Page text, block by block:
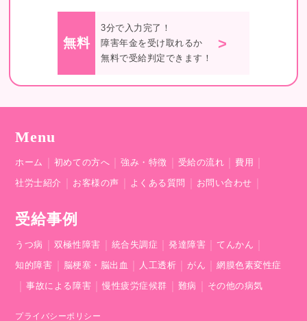
無料
3分で入力完了！
障害年金を受け取れるか
無料で受給判定できます！
>
Menu
ホーム 初めての方へ ｜強み・特徴 受給の流れ 費用
社労士紹介 お客様の声 よくある質問 お問い合わせ
受給事例
うつ病 双極性障害 統合失調症 ｜発達障害 ｜てんかん
知的障害 脳梗塞・脳出血 人工透析 がん ｜網膜色素変性症
｜事故による障害 ｜慢性疲労症候群 難病 その他の病気
プライバシーポリシー